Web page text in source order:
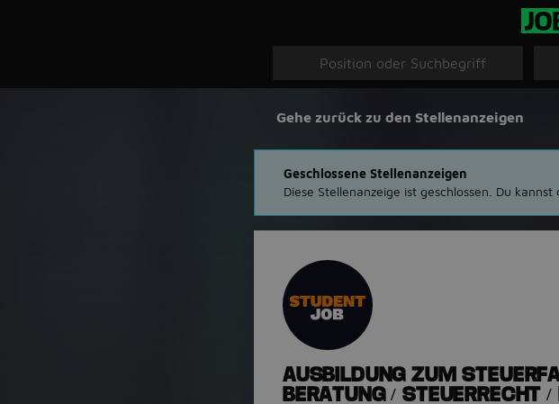
Gehe zurück zu den Stellenanzeigen
Geschlossene Stellenanzeigen
Diese Stellenanzeige ist geschlossen. Du
AUSBILDUNG ZUM
BERATUNG / STEUERRECHT